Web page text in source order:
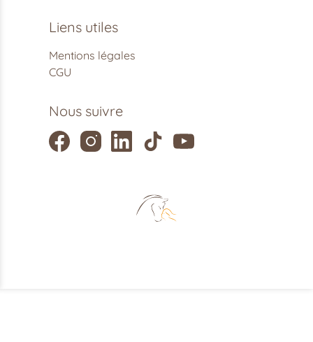
Liens utiles
Mentions légales
CGU
Nous suivre